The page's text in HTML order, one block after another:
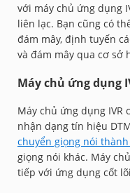
với máy chủ ứng dụng
liên lạc. Bạn cũng có
đám mây, định tuyến
và đám mây qua cơ sở
Máy chủ ứng dụng
Máy chủ ứng dụng IVR
nhận dạng tín hiệu
chuyển giọng nói
giọng nói khác. Máy
tiếp với ứng dụng cốt